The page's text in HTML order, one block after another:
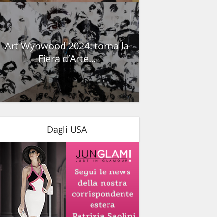
Art Wynwood 2024: torna la
Fiera d’Arte...
Dagli USA